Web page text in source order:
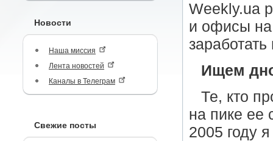
Новости
Наша миссия
Лента новостей
Каналы в Телеграм
Свежие посты
Weekly.ua
и офисы на
Ищем
Те, кто
на пике ее
2005 году